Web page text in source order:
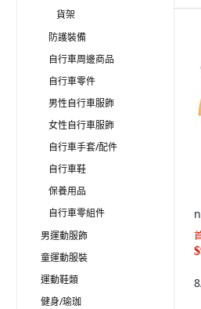
貨架
防護裝備
自行車周邊商品
自行車零件
男性自行車服飾
女性自行車服飾
自行車手套/配件
自行車鞋
保養用品
自行車零組件
男運動服飾
童運動服裝
運動鞋類
健身/瑜珈